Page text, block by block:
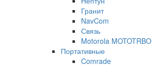
Гранит
NavCom
Связь
Motorola MOTOTRBO
Портативные
Comrade